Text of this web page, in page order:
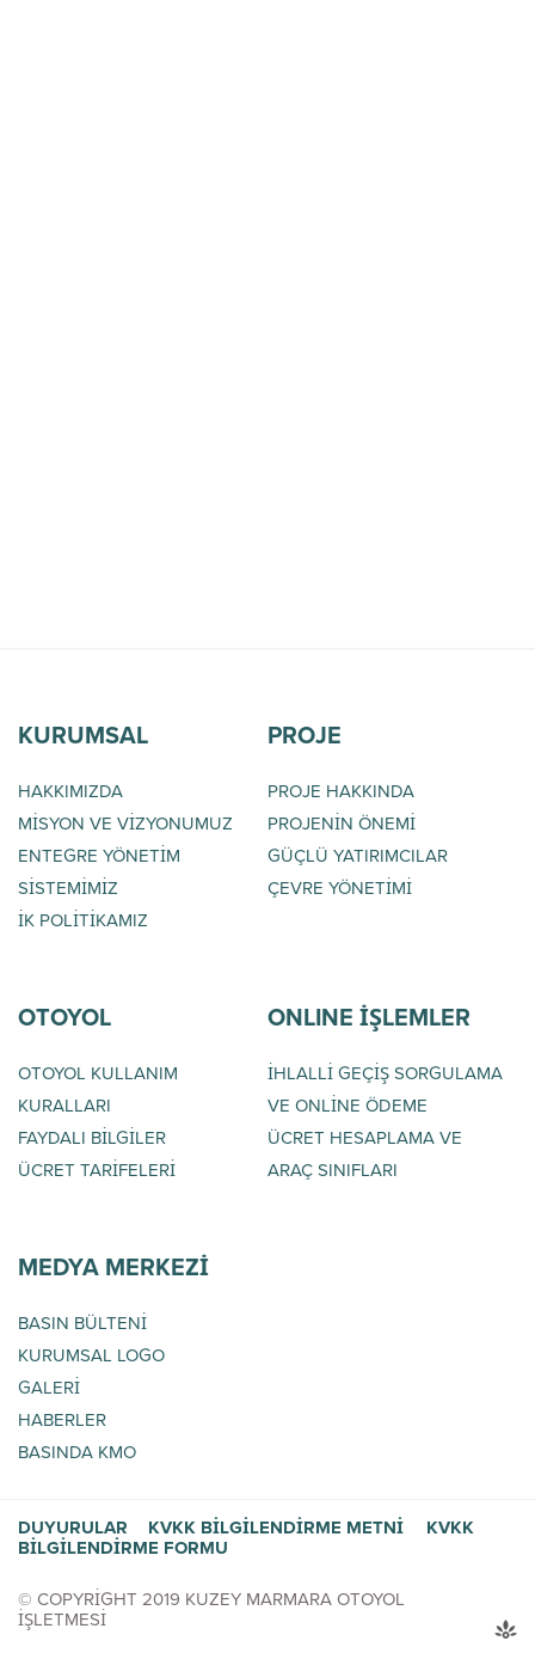
KURUMSAL
HAKKIMIZDA
MİSYON VE VİZYONUMUZ
ENTEGRE YÖNETİM
SİSTEMİMİZ
İK POLİTİKAMIZ
PROJE
PROJE HAKKINDA
PROJENİN ÖNEMİ
GÜÇLÜ YATIRIMCILAR
ÇEVRE YÖNETİMİ
OTOYOL
OTOYOL KULLANIM
KURALLARI
FAYDALI BİLGİLER
ÜCRET TARİFELERİ
ONLINE İŞLEMLER
İHLALLİ GEÇİŞ SORGULAMA
VE ONLİNE ÖDEME
ÜCRET HESAPLAMA VE
ARAÇ SINIFLARI
MEDYA MERKEZİ
BASIN BÜLTENİ
KURUMSAL LOGO
GALERİ
HABERLER
BASINDA KMO
DUYURULAR KVKK BİLGİLENDİRME METNİ KVKK
BİLGİLENDİRME FORMU
© COPYRİGHT 2019 KUZEY MARMARA OTOYOL
İŞLETMESİ